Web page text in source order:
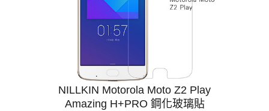
NILLKIN Motorola Moto Z2 Play
Amazing H+PRO 鋼化玻璃貼